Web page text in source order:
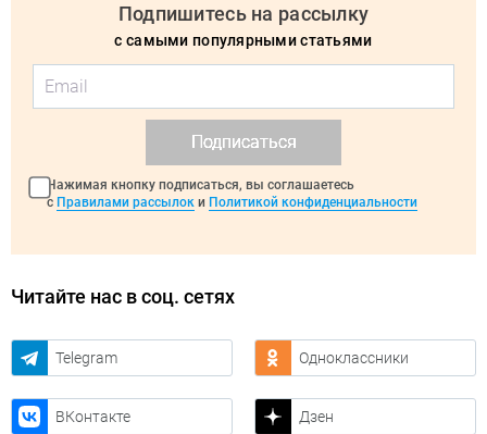
Подпишитесь на рассылку
с самыми популярными статьями
Подписаться
Нажимая кнопку подписаться, вы соглашаетесь
с Правилами рассылок и Политикой конфиденциальности
Читайте нас в соц. сетях
Telegram Одноклассники
ВКонтакте Дзен